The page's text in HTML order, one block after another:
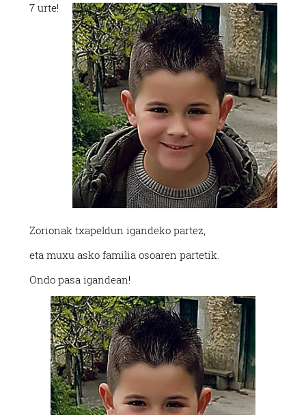
7 urte!
Zorionak txapeldun igandeko partez,
eta muxu asko familia osoaren partetik.
Ondo pasa igandean!